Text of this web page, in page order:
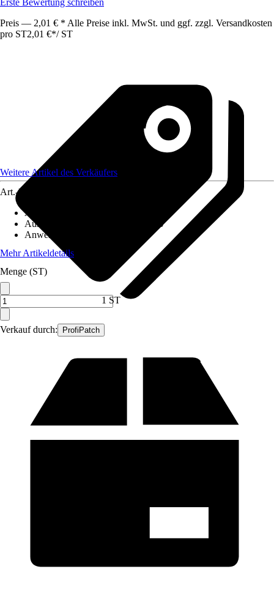
Erste Bewertung schreiben
Preis — 2,01 € * Alle Preise inkl. MwSt. und ggf. zzgl. Versandkosten
pro ST2,01 €*/ ST
Verkauf durch: ProfiPatch
Weitere Artikel des Verkäufers
Art.-Nr.
Artikeltyp
Ausführung
Netzwerkkabel CAT 8
Anwendungsbereich
Mehr Artikeldetails
Menge (ST)
1 ST